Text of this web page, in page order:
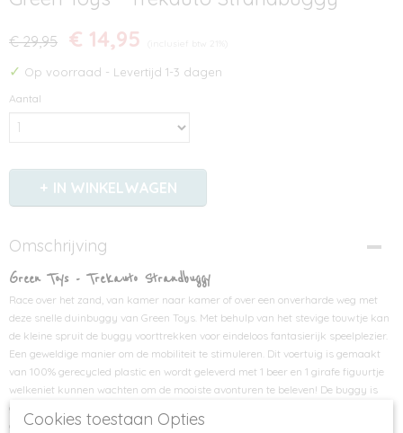
€ 29,95 € 14,95 (inclusief btw 21%)
✓ Op voorraad - Levertijd 1-3 dagen
Aantal
IN WINKELWAGEN
Omschrijving
Green Toys - Trekauto Strandbuggy
Race over het zand, van kamer naar kamer of over een onverharde weg met
deze snelle duinbuggy van Green Toys. Met behulp van het stevige touwtje kan
de kleine spruit de buggy voorttrekken voor eindeloos fantasierijk speelplezier.
Een geweldige manier om de mobiliteit te stimuleren. Dit voertuig is gemaakt
van 100% gerecycled plastic en wordt geleverd met 1 beer en 1 girafe figuurtje
welkeniet kunnen wachten om de mooiste avonturen te beleven! De buggy is
gemaakt om lekker lang mee te gaan zonder metalen assen en is veilig
gemaakt voor kinderen en de aardbol waarop ze elke dag spelen. Geen BPA,
Cookies toestaan Opties